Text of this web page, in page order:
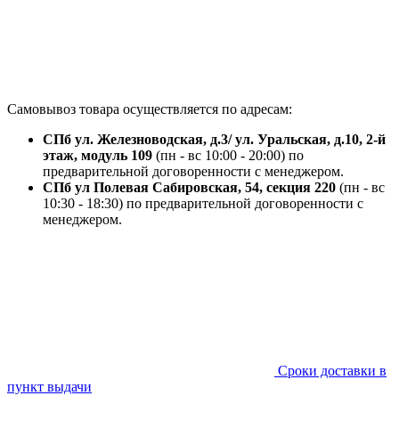
Самовывоз товара осуществляется по адресам:
СПб ул. Железноводская, д.3/ ул. Уральская, д.10, 2-й
этаж, модуль 109 (пн - вс 10:00 - 20:00) по
предварительной договоренности с менеджером.
СПб ул Полевая Сабировская, 54, секция 220 (пн - вс
10:30 - 18:30) по предварительной договоренности с
менеджером.
Сроки доставки в
пункт выдачи